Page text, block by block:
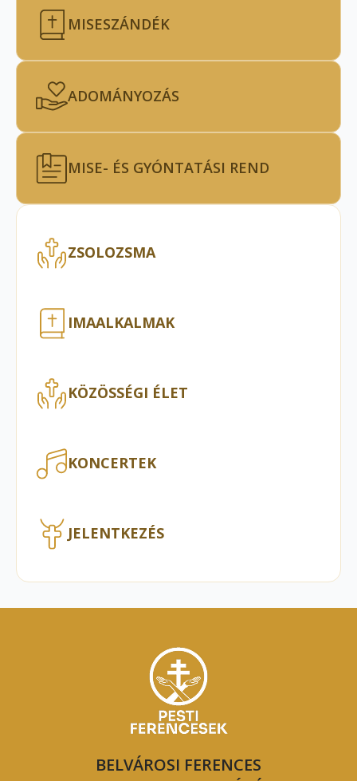
MISESZÁNDÉK
ADOMÁNYOZÁS
MISE- ÉS GYÓNTATÁSI REND
ZSOLOZSMA
IMAALKALMAK
KÖZÖSSÉGI ÉLET
KONCERTEK
JELENTKEZÉS
BELVÁROSI FERENCES